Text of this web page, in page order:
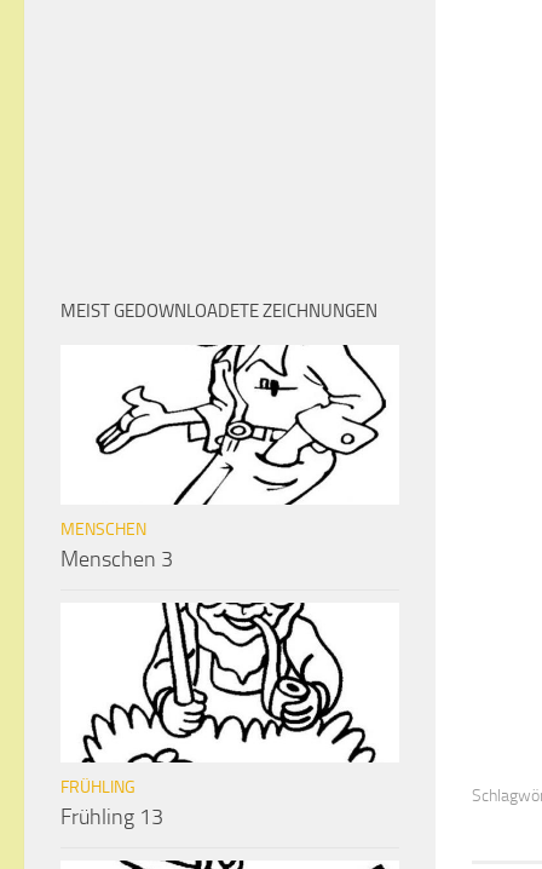
MEIST GEDOWNLOADETE ZEICHNUNGEN
MENSCHEN
Menschen 3
FRÜHLING
Frühling 13